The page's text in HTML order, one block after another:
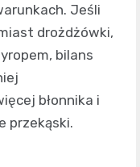
Jeśli
drożdżówki,
bilans
błonnika i
przekąski.